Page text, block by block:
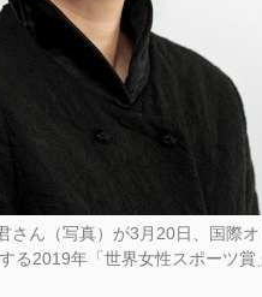
さん（写真）が3月20日、国際
る2019年「世界女性スポーツ